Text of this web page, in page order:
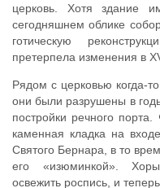
церковь. Хотя здание
сегодняшнем облике
готическую
претерпела изменения в
Рядом с церковью когда-
они были разрушены в
постройки речного
каменная кладка на
Святого Бернара, в то
его «изюминкой».
освежить роспись, и